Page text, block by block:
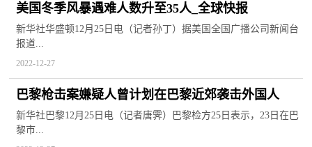
美国冬季风暴遇难人数升至35人_全球快报
新华社华盛顿12月25日电（记者孙丁）据美国全国广播公司新闻台
报道...
2022-12-27
巴黎枪击案嫌疑人曾计划在巴黎近郊袭击外国人
新华社巴黎12月25日电（记者唐霁）巴黎检方25日表示，23日在巴
黎市...